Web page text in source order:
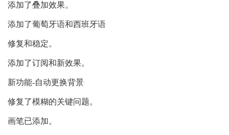
添加了叠加效果。
添加了葡萄牙语和西班牙语
修复和稳定。
添加了订阅和新效果。
新功能-自动更换背景
修复了模糊的关键问题。
画笔已添加。